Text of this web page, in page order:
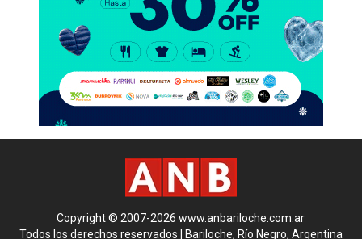
Copyright © 2007-2026 www.anbariloche.com.ar
Todos los derechos reservados | Bariloche, Río Negro, Argentina